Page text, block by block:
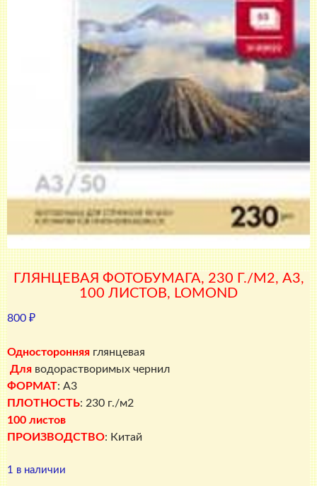
ГЛЯНЦЕВАЯ ФОТОБУМАГА, 230 Г./М2, A3,
100 ЛИСТОВ, LOMOND
800 ₽
Односторонняя глянцевая
Для водорастворимых чернил
ФОРМАТ: A3
ПЛОТНОСТЬ: 230 г./м2
100 листов
ПРОИЗВОДСТВО: Китай
1 в наличии